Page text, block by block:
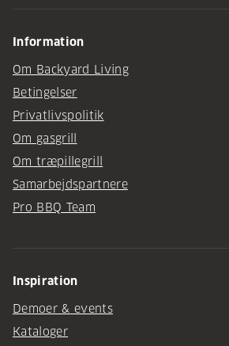
Information
Om Backyard Living
Betingelser
Privatlivspolitik
Om gasgrill
Om træpillegrill
Samarbejdspartnere
Pro BBQ Team
Inspiration
Demoer & events
Kataloger